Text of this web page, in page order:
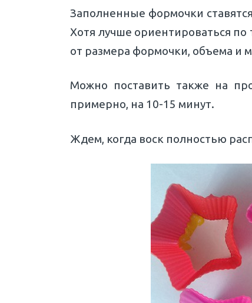
Заполненные формочки
Хотя лучше ориентироваться по
от размера формочки, объема и
Можно поставить также на
примерно, на 10-15 минут.
Ждем, когда воск полностью